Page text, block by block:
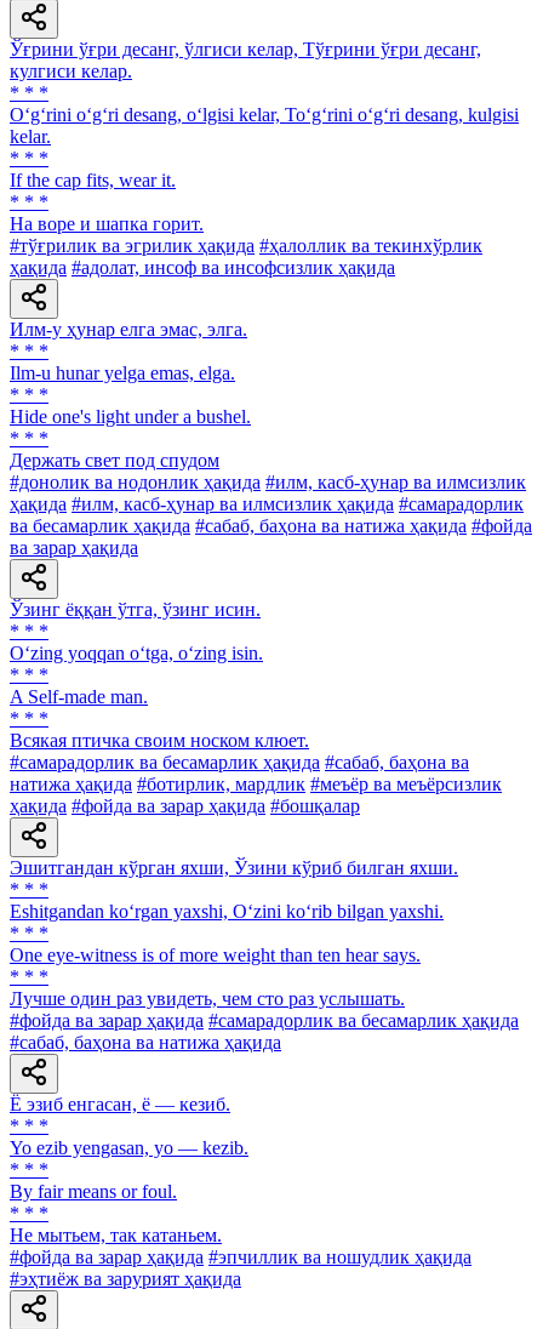
Ўғрини ўғри десанг, ўлгиси келар, Тўғрини ўғри десанг,
кулгиси келар.
* * *
O‘g‘rini o‘g‘ri desang, o‘lgisi kelar, To‘g‘rini o‘g‘ri desang, kulgisi
kelar.
* * *
If the cap fits, wear it.
* * *
На воре и шапка горит.
#тўғрилик ва эгрилик ҳақида #ҳалоллик ва текинхўрлик
ҳақида #адолат, инсоф ва инсофсизлик ҳақида
Илм-у ҳунар елга эмас, элга.
* * *
Ilm-u hunar yelga emas, elga.
* * *
Hide one's light under a bushel.
* * *
Держать свет под спудом
#донолик ва нодонлик ҳақида #илм, касб-ҳунар ва илмсизлик
ҳақида #илм, касб-ҳунар ва илмсизлик ҳақида #самарадорлик
ва бесамарлик ҳақида #сабаб, баҳона ва натижа ҳақида #фойда
ва зарар ҳақида
Ўзинг ёққан ўтга, ўзинг исин.
* * *
O‘zing yoqqan o‘tga, o‘zing isin.
* * *
A Self-made man.
* * *
Всякая птичка своим носком клюет.
#самарадорлик ва бесамарлик ҳақида #сабаб, баҳона ва
натижа ҳақида #ботирлик, мардлик #меъёр ва меъёрсизлик
ҳақида #фойда ва зарар ҳақида #бошқалар
Эшитгандан кўрган яхши, Ўзини кўриб билган яхши.
* * *
Eshitgandan ko‘rgan yaxshi, O‘zini ko‘rib bilgan yaxshi.
* * *
One eye-witness is of more weight than ten hear says.
* * *
Лучше один раз увидеть, чем сто раз услышать.
#фойда ва зарар ҳақида #самарадорлик ва бесамарлик ҳақида
#сабаб, баҳона ва натижа ҳақида
Ё эзиб енгасан, ё — кезиб.
* * *
Yo ezib yengasan, yo — kezib.
* * *
By fair means or foul.
* * *
He мытьем, так катаньем.
#фойда ва зарар ҳақида #эпчиллик ва ношудлик ҳақида
#эҳтиёж ва зарурият ҳақида